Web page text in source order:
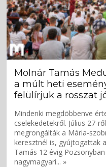
Molnár Tamás
a múlt heti
felülírjuk a rosszat
Mindenki megdöbbenve
cselekedetekről. Július 27-
megrongálták a Mária-
keresztnél is, gyújtogattak
Tamás 12 évig
nagymagyari... »